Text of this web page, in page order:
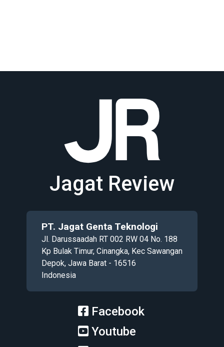
Jagat Review
PT. Jagat Genta Teknologi
Jl. Darussaadah RT 002 RW 04 No. 188
Kp Bulak Timur, Cinangka, Kec Sawangan
Depok, Jawa Barat - 16516
Indonesia
Facebook
Youtube